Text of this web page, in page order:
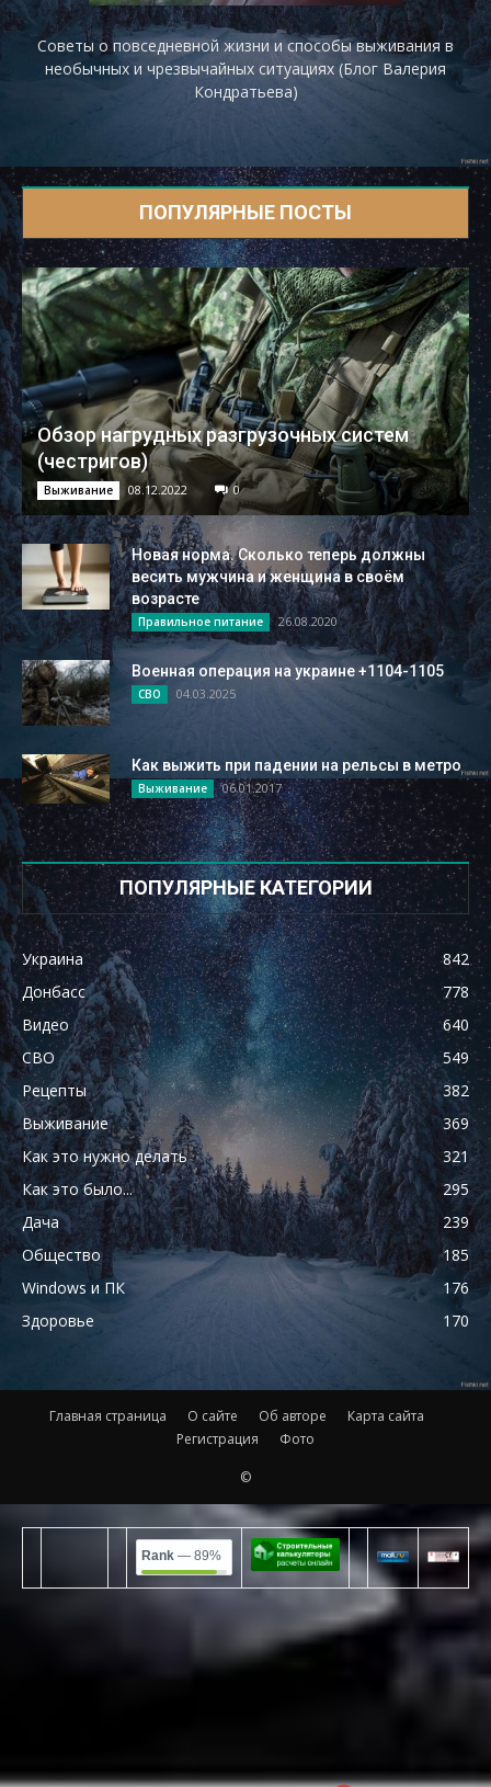
Советы о повседневной жизни и способы выживания в
необычных и чрезвычайных ситуациях (Блог Валерия
Кондратьева)
ПОПУЛЯРНЫЕ ПОСТЫ
Обзор нагрудных разгрузочных систем
(честригов)
Выживание 08.12.2022 0
Новая норма. Сколько теперь должны
весить мужчина и женщина в своём
возрасте
Правильное питание 26.08.2020
Военная операция на украине +1104-1105
СВО 04.03.2025
Как выжить при падении на рельсы в метро
Выживание 06.01.2017
ПОПУЛЯРНЫЕ КАТЕГОРИИ
Украина
842
Донбасс
778
Видео
640
СВО
549
Рецепты
382
Выживание
369
Как это нужно делать
321
Как это было...
295
Дача
239
Общество
185
Windows и ПК
176
Здоровье
170
Главная страница О сайте Об авторе
Карта сайта
Регистрация
Фото
©
Rank — 89%